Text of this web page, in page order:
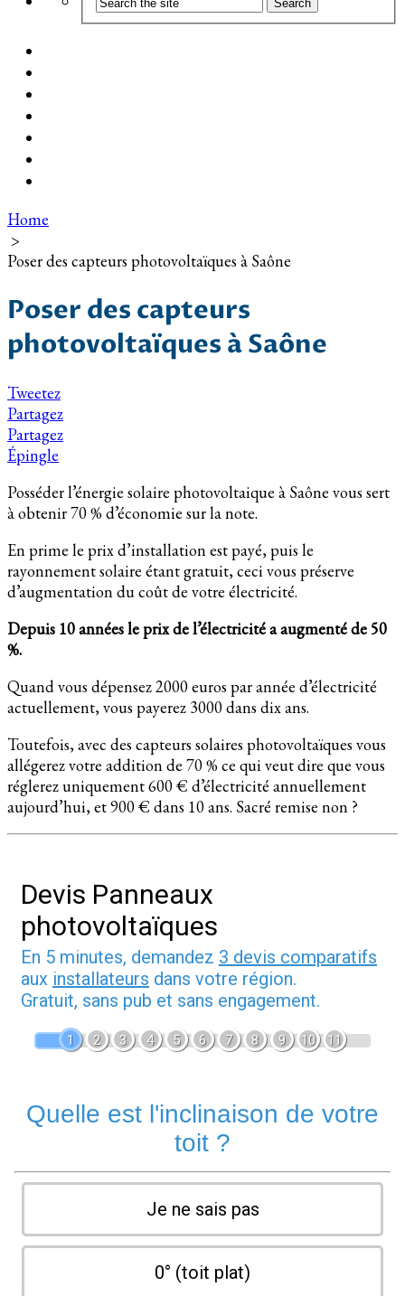
Home
>
Poser des capteurs photovoltaïques à Saône
Poser des capteurs
photovoltaïques à Saône
Tweetez
Partagez
Partagez
Épingle
Posséder l’énergie solaire photovoltaique à Saône vous sert
à obtenir 70 % d’économie sur la note.
En prime le prix d’installation est payé, puis le
rayonnement solaire étant gratuit, ceci vous préserve
d’augmentation du coût de votre électricité.
Depuis 10 années le prix de l’électricité a augmenté de 50
%.
Quand vous dépensez 2000 euros par année d’électricité
actuellement, vous payerez 3000 dans dix ans.
Toutefois, avec des capteurs solaires photovoltaïques vous
allégerez votre addition de 70 % ce qui veut dire que vous
réglerez uniquement 600 € d’électricité annuellement
aujourd’hui, et 900 € dans 10 ans. Sacré remise non ?
Devis Panneaux
photovoltaïques
En 5 minutes, demandez 3 devis comparatifs
aux installateurs dans votre région.
Gratuit, sans pub et sans engagement.
1 2 3 4 5 6 7 8 9 10 11
Quelle est l'inclinaison de votre
toit ?
Je ne sais pas
0° (toit plat)